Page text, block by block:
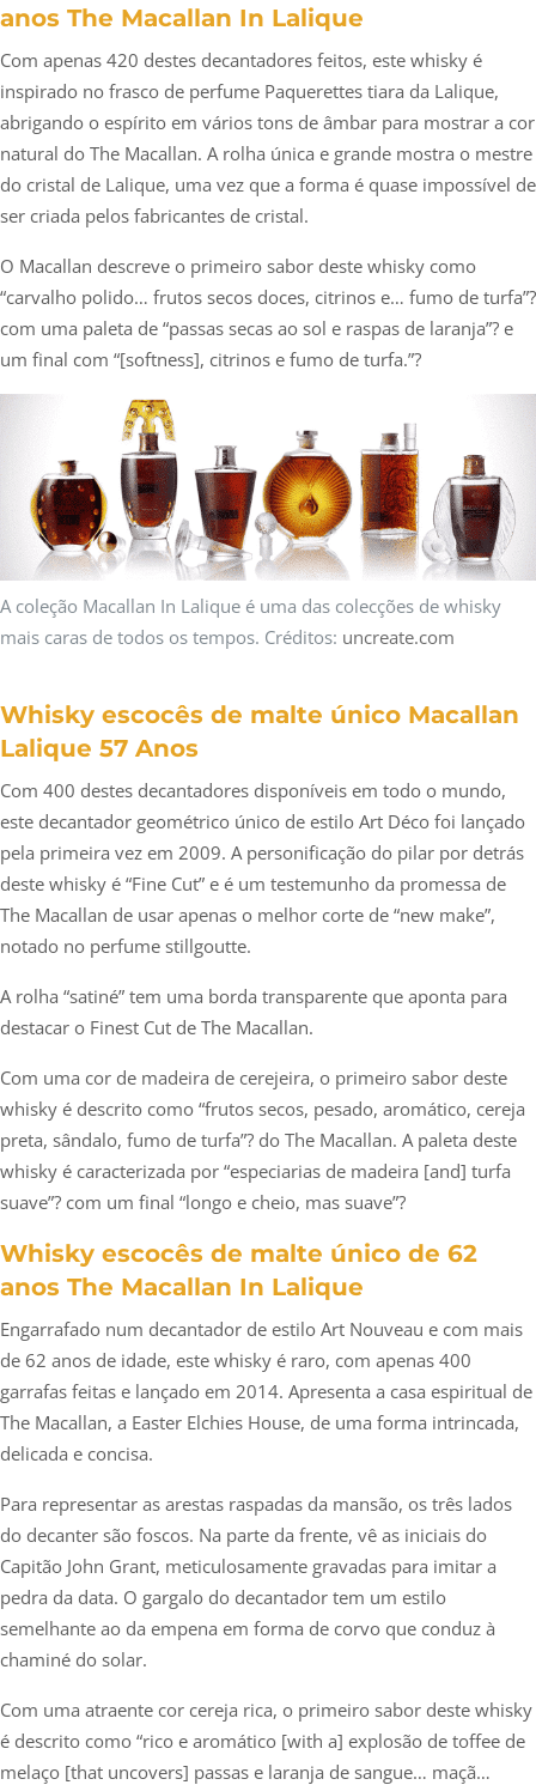
anos The Macallan In Lalique
Com apenas 420 destes decantadores feitos, este whisky é
inspirado no frasco de perfume Paquerettes tiara da Lalique,
abrigando o espírito em vários tons de âmbar para mostrar a cor
natural do The Macallan. A rolha única e grande mostra o mestre
do cristal de Lalique, uma vez que a forma é quase impossível de
ser criada pelos fabricantes de cristal.
O Macallan descreve o primeiro sabor deste whisky como
“carvalho polido… frutos secos doces, citrinos e… fumo de turfa”?
com uma paleta de “passas secas ao sol e raspas de laranja”? e
um final com “[softness], citrinos e fumo de turfa.”?
A coleção Macallan In Lalique é uma das colecções de whisky
mais caras de todos os tempos. Créditos: uncreate.com
Whisky escocês de malte único Macallan
Lalique 57 Anos
Com 400 destes decantadores disponíveis em todo o mundo,
este decantador geométrico único de estilo Art Déco foi lançado
pela primeira vez em 2009. A personificação do pilar por detrás
deste whisky é “Fine Cut” e é um testemunho da promessa de
The Macallan de usar apenas o melhor corte de “new make”,
notado no perfume stillgoutte.
A rolha “satiné” tem uma borda transparente que aponta para
destacar o Finest Cut de The Macallan.
Com uma cor de madeira de cerejeira, o primeiro sabor deste
whisky é descrito como “frutos secos, pesado, aromático, cereja
preta, sândalo, fumo de turfa”? do The Macallan. A paleta deste
whisky é caracterizada por “especiarias de madeira [and] turfa
suave”? com um final “longo e cheio, mas suave”?
Whisky escocês de malte único de 62
anos The Macallan In Lalique
Engarrafado num decantador de estilo Art Nouveau e com mais
de 62 anos de idade, este whisky é raro, com apenas 400
garrafas feitas e lançado em 2014. Apresenta a casa espiritual de
The Macallan, a Easter Elchies House, de uma forma intrincada,
delicada e concisa.
Para representar as arestas raspadas da mansão, os três lados
do decanter são foscos. Na parte da frente, vê as iniciais do
Capitão John Grant, meticulosamente gravadas para imitar a
pedra da data. O gargalo do decantador tem um estilo
semelhante ao da empena em forma de corvo que conduz à
chaminé do solar.
Com uma atraente cor cereja rica, o primeiro sabor deste whisky
é descrito como “rico e aromático [with a] explosão de toffee de
melaço [that uncovers] passas e laranja de sangue… maçã…